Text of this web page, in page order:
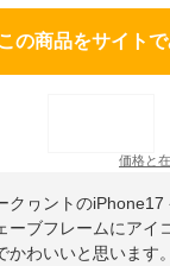
の商品をサイト
価格と
クヮントの
ーブフレームにアイ
かわいいと思います